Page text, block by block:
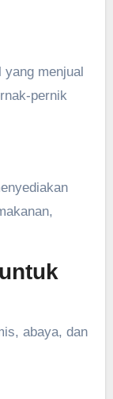
menjual
pernik
abaya, dan